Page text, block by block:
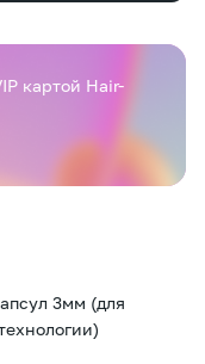
3мм (для
картой Hair-